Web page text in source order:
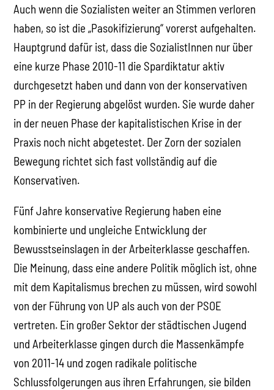
Auch wenn die Sozialisten weiter an Stimmen verloren
haben, so ist die „Pasokifizierung“ vorerst aufgehalten.
Hauptgrund dafür ist, dass die SozialistInnen nur über
eine kurze Phase 2010-11 die Spardiktatur aktiv
durchgesetzt haben und dann von der konservativen
PP in der Regierung abgelöst wurden. Sie wurde daher
in der neuen Phase der kapitalistischen Krise in der
Praxis noch nicht abgetestet. Der Zorn der sozialen
Bewegung richtet sich fast vollständig auf die
Konservativen.
Fünf Jahre konservative Regierung haben eine
kombinierte und ungleiche Entwicklung der
Bewusstseinslagen in der Arbeiterklasse geschaffen.
Die Meinung, dass eine andere Politik möglich ist, ohne
mit dem Kapitalismus brechen zu müssen, wird sowohl
von der Führung von UP als auch von der PSOE
vertreten. Ein großer Sektor der städtischen Jugend
und Arbeiterklasse gingen durch die Massenkämpfe
von 2011-14 und zogen radikale politische
Schlussfolgerungen aus ihren Erfahrungen, sie bilden